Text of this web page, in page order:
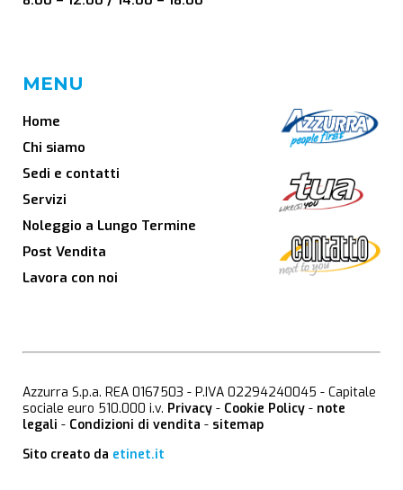
MENU
Home
Chi siamo
Sedi e contatti
Servizi
Noleggio a Lungo Termine
Post Vendita
Lavora con noi
Azzurra S.p.a. REA 0167503 - P.IVA 02294240045 - Capitale
sociale euro 510.000 i.v. Privacy - Cookie Policy - note
legali - Condizioni di vendita - sitemap
Sito creato da etinet.it